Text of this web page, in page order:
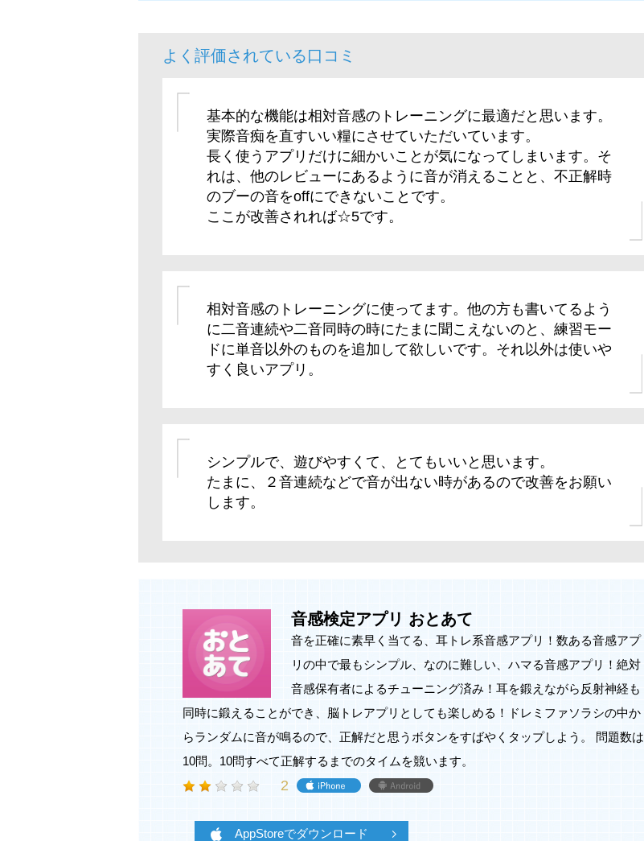
よく評価されている口コミ
基本的な機能は相対音感のトレーニングに最適だと思います。
実際音痴を直すいい糧にさせていただいています。
長く使うアプリだけに細かいことが気になってしまいます。そ
れは、他のレビューにあるように音が消えることと、不正解時
のブーの音をoffにできないことです。
ここが改善されれば☆5です。
相対音感のトレーニングに使ってます。他の方も書いてるよう
に二音連続や二音同時の時にたまに聞こえないのと、練習モー
ドに単音以外のものを追加して欲しいです。それ以外は使いや
すく良いアプリ。
シンプルで、遊びやすくて、とてもいいと思います。
たまに、２音連続などで音が出ない時があるので改善をお願い
します。
音感検定アプリ おとあて
音を正確に素早く当てる、耳トレ系音感アプリ！数ある音感アプ
リの中で最もシンプル、なのに難しい、ハマる音感アプリ！絶対
音感保有者によるチューニング済み！耳を鍛えながら反射神経も
同時に鍛えることができ、脳トレアプリとしても楽しめる！ドレミファソラシの中か
らランダムに音が鳴るので、正解だと思うボタンをすばやくタップしよう。 問題数は
10問。10問すべて正解するまでのタイムを競います。
2
AppStoreでダウンロード